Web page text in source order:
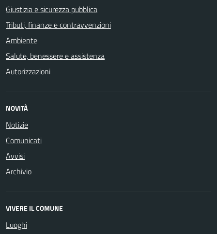
Giustizia e sicurezza pubblica
Tributi, finanze e contravvenzioni
Ambiente
Salute, benessere e assistenza
Autorizzazioni
NOVITÀ
Notizie
Comunicati
Avvisi
Archivio
VIVERE IL COMUNE
Luoghi